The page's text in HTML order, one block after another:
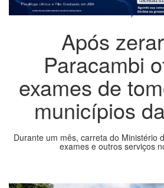
Após
Paracambi
exames de
municípios
Durante um mês, carreta do Ministério
exames e outros serviços